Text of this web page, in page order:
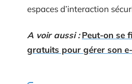
espaces d’interaction
A voir aussi : Peut-on se
gratuits pour gérer son